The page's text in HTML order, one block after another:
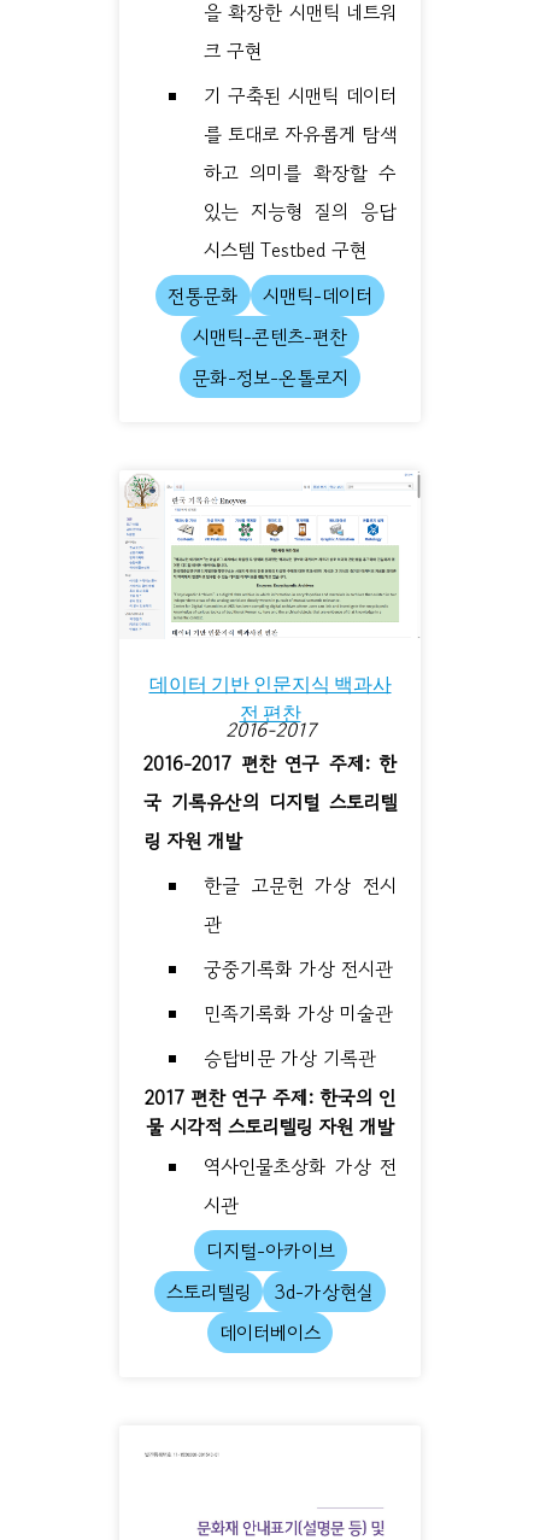
을 확장한 시맨틱 네트워
크 구현
기 구축된 시맨틱 데이터
를 토대로 자유롭게 탐색
하고 의미를 확장할 수
있는 지능형 질의 응답
시스템 Testbed 구현
전통문화
시맨틱-데이터
시맨틱-콘텐츠-편찬
문화-정보-온톨로지
데이터 기반 인문지식 백과사
전 편찬
2016-2017
2016-2017 편찬 연구 주제: 한
국 기록유산의 디지털 스토리텔
링 자원 개발
한글 고문헌 가상 전시
관
궁중기록화 가상 전시관
민족기록화 가상 미술관
승탑비문 가상 기록관
2017 편찬 연구 주제: 한국의 인
물 시각적 스토리텔링 자원 개발
역사인물초상화 가상 전
시관
디지털-아카이브
스토리텔링
3d-가상현실
데이터베이스